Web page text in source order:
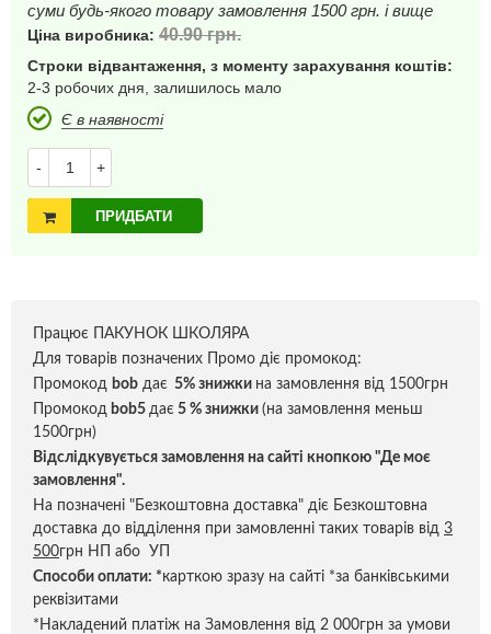
суми будь-якого товару замовлення 1500 грн. і вище
Ціна виробника: 40.90грн.
Строки відвантаження, з моменту зарахування коштів:
2-3 робочих дня, залишилось мало
Є в наявності
- +
ПРИДБАТИ
Працює ПАКУНОК ШКОЛЯРА
Для товарів позначених Промо діє промокод:
Промокод bob дає 5% знижки на замовлення від 1500грн
Промокод bob5 дає 5 % знижки (на замовлення меньш
1500грн)
Відслідкувується замовлення на сайті кнопкою "Де моє
замовлення".
На позначені "Безкоштовна доставка" діє Безкоштовна
доставка до відділення при замовленні таких товарів від 3
500грн НП або УП
Способи оплати: *карткою зразу на сайті *за банківськими
реквізитами
*Накладений платіж на Замовлення від 2 000грн за умови